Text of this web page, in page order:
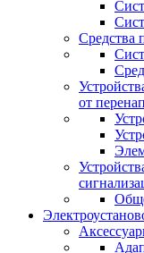
Средства
от